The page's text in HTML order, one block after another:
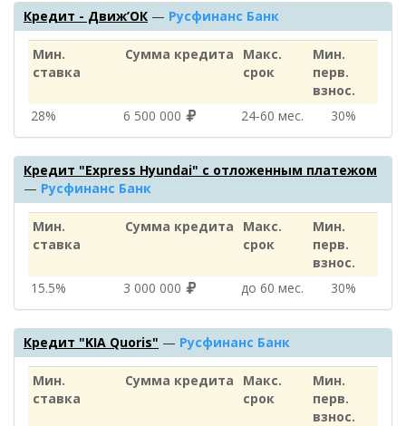
Кредит - Движ’ОК — Русфинанс Банк
Мин.
ставка
Сумма кредита
Макс.
срок
Мин.
перв.
взнос.
28%
6 500 000 24‑60 мес. 30%
Кредит "Express Hyundai" с отложенным платежом
— Русфинанс Банк
Мин.
ставка
Сумма кредита
Макс.
срок
Мин.
перв.
взнос.
15.5%
3 000 000 до 60 мес. 30%
Кредит "KIA Quoris" — Русфинанс Банк
Мин.
ставка
Сумма кредита
Макс.
срок
Мин.
перв.
взнос.